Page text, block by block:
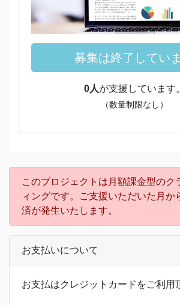
募集は終了してい
0人が支援しています。
（数量制限なし）
このプロジェクトは月額課金型のク
ィングです。ご支援いただいた月か
済が発生いたします。
お支払いについて
お支払はクレジットカードをご利用